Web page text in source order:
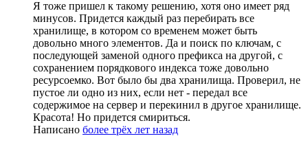
Я тоже пришел к такому решению, хотя оно имеет ряд
минусов. Придется каждый раз перебирать все
хранилище, в котором со временем может быть
довольно много элементов. Да и поиск по ключам, с
последующей заменой одного префикса на другой, с
сохранением порядкового индекса тоже довольно
ресурсоемко. Вот было бы два хранилища. Проверил, не
пустое ли одно из них, если нет - передал все
содержимое на сервер и перекинил в другое хранилище.
Красота! Но придется смириться.
Написано более трёх лет назад